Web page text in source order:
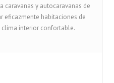
caravanas y autocaravanas de
eficazmente habitaciones de
clima interior confortable.